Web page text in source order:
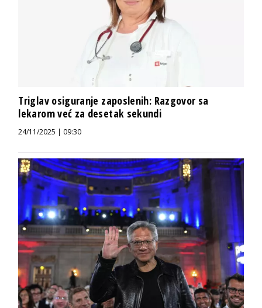
Triglav osiguranje zaposlenih: Razgovor sa
lekarom već za desetak sekundi
24/11/2025 | 09:30